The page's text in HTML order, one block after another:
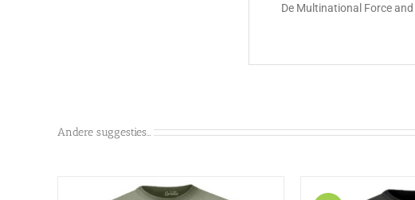
De Multinational Force
Andere suggesties…